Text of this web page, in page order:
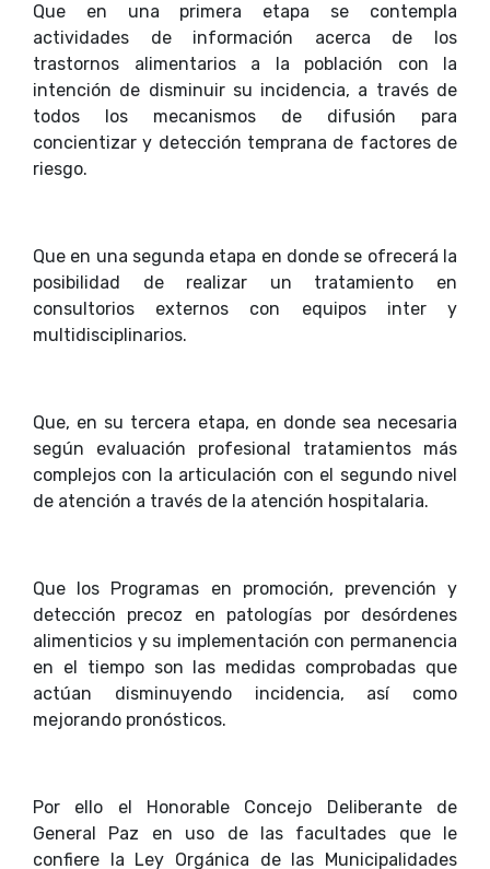
Que en una primera etapa se contempla
actividades de información acerca de los
trastornos alimentarios a la población con la
intención de disminuir su incidencia, a través de
todos los mecanismos de difusión para
concientizar y detección temprana de factores de
riesgo.
Que en una segunda etapa en donde se ofrecerá la
posibilidad de realizar un tratamiento en
consultorios externos con equipos inter y
multidisciplinarios.
Que, en su tercera etapa, en donde sea necesaria
según evaluación profesional tratamientos más
complejos con la articulación con el segundo nivel
de atención a través de la atención hospitalaria.
Que los Programas en promoción, prevención y
detección precoz en patologías por desórdenes
alimenticios y su implementación con permanencia
en el tiempo son las medidas comprobadas que
actúan disminuyendo incidencia, así como
mejorando pronósticos.
Por ello el Honorable Concejo Deliberante de
General Paz en uso de las facultades que le
confiere la Ley Orgánica de las Municipalidades